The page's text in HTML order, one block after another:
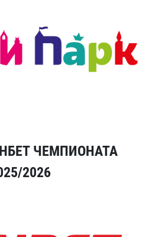
ЧЕМПИОНАТА
2026